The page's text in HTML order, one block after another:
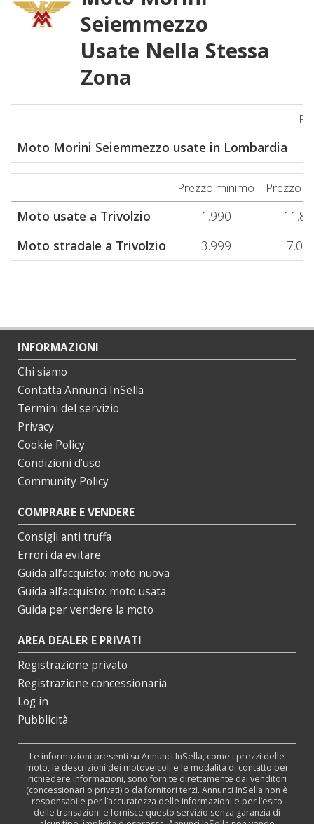
Seiemmezzo
Usate Nella Stessa
Zona
Moto Morini Seiemmezzo usate in Lombardia
Prezzo minimo Prezzo
Moto usate a Trivolzio 1.990
Moto stradale a Trivolzio
3.999
INFORMAZIONI
Chi siamo
Contatta Annunci InSella
Termini del servizio
Privacy
Cookie Policy
Condizioni d’uso
Community Policy
COMPRARE E VENDERE
Consigli anti truffa
Errori da evitare
Guida all’acquisto: moto nuova
Guida all’acquisto: moto usata
Guida per vendere la moto
AREA DEALER E PRIVATI
Registrazione privato
Registrazione concessionaria
Log in
Pubblicità
Le informazioni presenti su Annunci InSella, come i prezzi delle
moto, le descrizioni dei motoveicoli e le modalità di contatto per
richiedere informazioni, sono fornite direttamente dai venditori
(concessionari o privati) o da fornitori terzi. Annunci InSella non è
responsabile per l’accuratezza delle informazioni e per l’esito
delle transazioni e fornisce questo servizio senza garanzia di